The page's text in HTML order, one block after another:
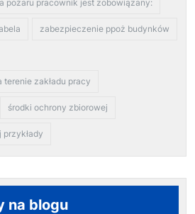
pożaru pracownik jest zobowiązany:
zabezpieczenie ppoż budynków
terenie zakładu pracy
środki ochrony zbiorowej
na blogu